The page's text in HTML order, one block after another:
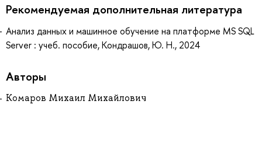
Рекомендуемая дополнительная литература
Анализ данных и машинное обучение на платформе MS SQL
Server : учеб. пособие, Кондрашов, Ю. Н., 2024
Авторы
Комаров Михаил Михайлович